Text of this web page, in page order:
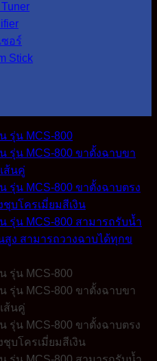
อร์
Stick